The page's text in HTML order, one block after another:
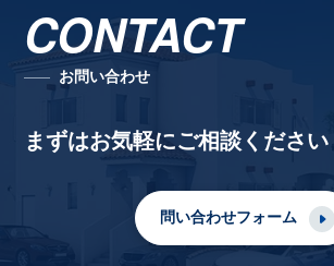
CONTACT
お問い合わせ
まずはお気軽にご相談ください
問い合わせフォーム